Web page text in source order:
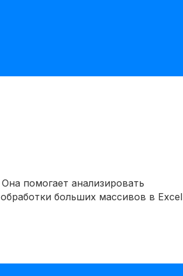
помогает анализировать
больших массивов в Excel